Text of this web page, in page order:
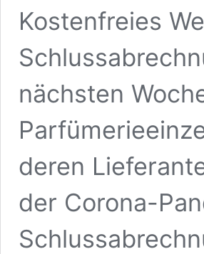
Kostenfreies
nächsten
deren
der Corona-